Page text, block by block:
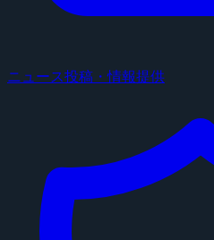
ニュース投稿・情報提供